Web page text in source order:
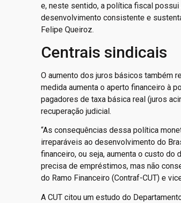
e, neste sentido, a política fiscal
desenvolvimento consistente e
Felipe Queiroz.
Centrais sindicais
O aumento dos juros básicos também
medida aumenta o aperto financeiro à
pagadores de taxa básica real (juros
recuperação judicial.
“As consequências dessa política
irreparáveis ao desenvolvimento do
financeiro, ou seja, aumenta o custo
precisa de empréstimos, mas não
do Ramo Financeiro (Contraf-CUT) e
A CUT citou um estudo do